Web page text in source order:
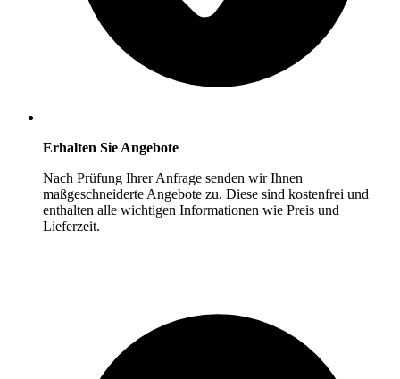
Erhalten Sie Angebote
Nach Prüfung Ihrer Anfrage senden wir Ihnen
maßgeschneiderte Angebote zu. Diese sind kostenfrei und
enthalten alle wichtigen Informationen wie Preis und
Lieferzeit.